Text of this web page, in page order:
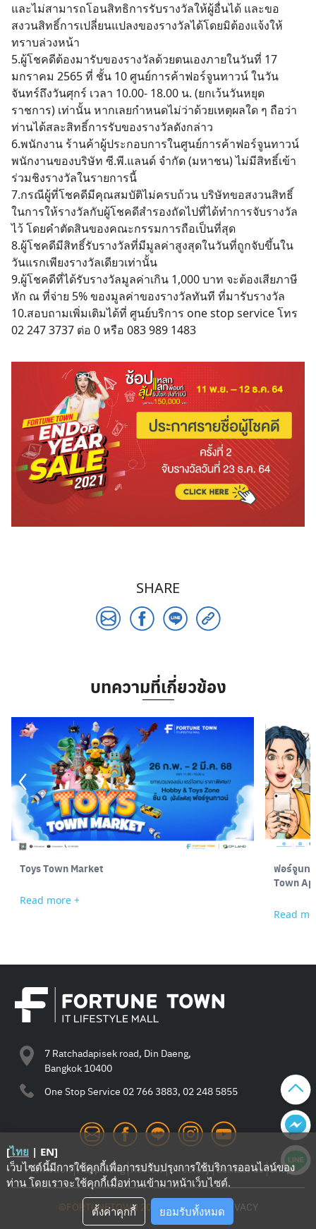
Search
for:
และไม่สามารถโอนสิทธิการรับรางวัลให้ผู้อื่นได้ และขอ
สงวนสิทธิ์การเปลี่ยนแปลงของรางวัลได้โดยมิต้องแจ้งให้
ทราบล่วงหน้า
5.ผู้โชคดีต้องมารับของรางวัลด้วยตนเองภายในวันที่ 17
มกราคม 2565 ที่ ชั้น 10 ศูนย์การค้าฟอร์จูนทาวน์ ในวัน
จันทร์ถึงวันศุกร์ เวลา 10.00- 18.00 น. (ยกเว้นวันหยุด
ราชการ) เท่านั้น หากเลยกำหนดไม่ว่าด้วยเหตุผลใด ๆ ถือว่า
ท่านได้สละสิทธิ์การรับของรางวัลดังกล่าว
6.พนักงาน ร้านค้าผู้ประกอบการในศูนย์การค้าฟอร์จูนทาวน์
พนักงานของบริษัท ซี.พี.แลนด์ จำกัด (มหาชน) ไม่มีสิทธิ์เข้า
ร่วมชิงรางวัลในรายการนี้
7.กรณีผู้ที่โชคดีมีคุณสมบัติไม่ครบถ้วน บริษัทขอสงวนสิทธิ์
ในการให้รางวัลกับผู้โชคดีสำรองถัดไปที่ได้ทำการจับรางวัล
ไว้ โดยคำตัดสินของคณะกรรมการถือเป็นที่สุด
8.ผู้โชคดีมีสิทธิ์รับรางวัลที่มีมูลค่าสูงสุดในวันที่ถูกจับขึ้นใน
วันแรกเพียงรางวัลเดียวเท่านั้น
9.ผู้โชคดีที่ได้รับรางวัลมูลค่าเกิน 1,000 บาท จะต้องเสียภาษี
หัก ณ ที่จ่าย 5% ของมูลค่าของรางวัลทันที ที่มารับรางวัล
10.สอบถามเพิ่มเติมได้ที่ ศูนย์บริการ one stop service โทร
02 247 3737 ต่อ 0 หรือ 083 989 1483
SHARE
บทความที่เกี่ยวข้อง
Toys Town Market
Read more +
ฟอร์จูนท
Town
Read
7 Ratchadapisek road, Din Daeng,
Bangkok 10400
One Stop Service 02 766 3883, 02 248 5855
Promotion Happening Review Directory Contact Us Shop
©FORTUNETOWN 2021—TERMS—PRIVACY
[ไทย | EN]
เว็บไซต์นี้มีการใช้คุกกี้เพื่อการปรับปรุงการใช้บริการออนไลน์ของ
ท่าน โดยเราจะใช้คุกกี้เมื่อท่านเข้ามาหน้าเว็บไซต์.
ตั้งค่าคุกกี้ ยอมรับทั้งหมด